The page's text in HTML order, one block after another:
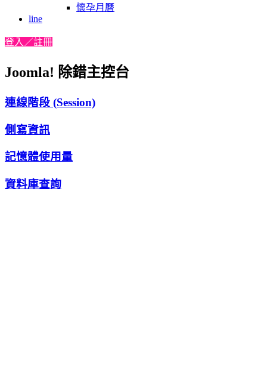
懷孕月曆
line
登入／註冊
Joomla! 除錯主控台
連線階段 (Session)
側寫資訊
記憶體使用量
資料庫查詢